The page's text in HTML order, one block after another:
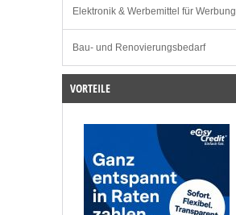
Elektronik & Werbemittel für Werbung
Bau- und Renovierungsbedarf
VORTEILE